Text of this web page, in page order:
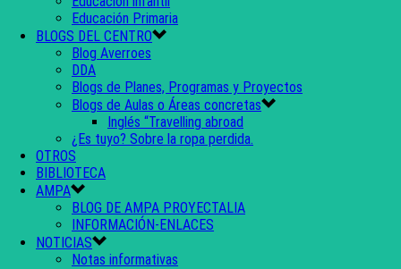
Educación Primaria
BLOGS DEL CENTRO
Blog Averroes
DDA
Blogs de Planes, Programas y Proyectos
Blogs de Aulas o Áreas concretas
Inglés “Travelling abroad
¿Es tuyo? Sobre la ropa perdida.
OTROS
BIBLIOTECA
AMPA
BLOG DE AMPA PROYECTALIA
INFORMACIÓN-ENLACES
NOTICIAS
Notas informativas